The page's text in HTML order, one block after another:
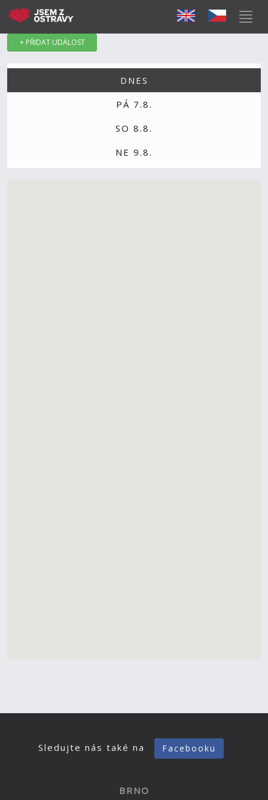
+ PŘIDAT UDÁLOST
DNES
PÁ 7.8.
SO 8.8.
NE 9.8.
Sledujte nás také na Facebooku
BRNO